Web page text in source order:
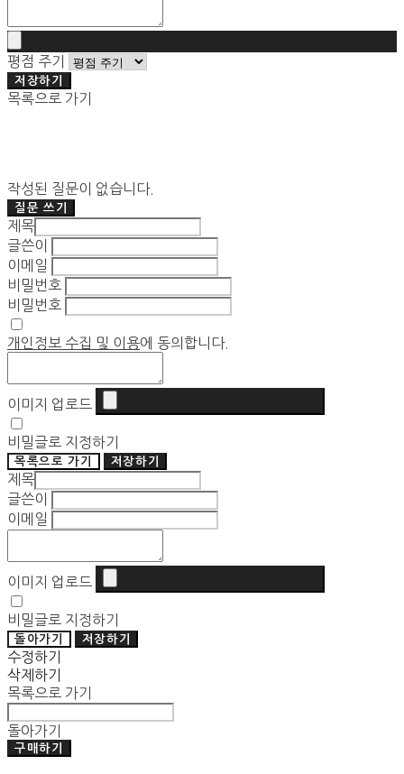
평점 주기
저장하기
목록으로 가기
작성된 질문이 없습니다.
질문 쓰기
제목
글쓴이
이메일
비밀번호
비밀번호
개인정보 수집 및 이용에 동의합니다.
이미지 업로드
비밀글로 지정하기
목록으로 가기 저장하기
제목
글쓴이
이메일
이미지 업로드
비밀글로 지정하기
돌아가기 저장하기
수정하기
삭제하기
목록으로 가기
돌아가기
구매하기